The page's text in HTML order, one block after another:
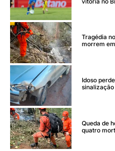
Tragédia
morrem
Idoso
Queda de
quatro